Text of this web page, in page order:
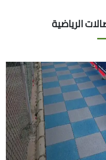
الرياضية